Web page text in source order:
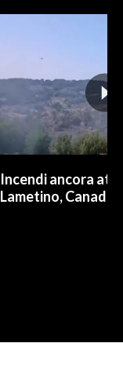
Incendi ancora
Lametino,